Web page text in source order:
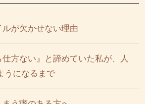
ルが欠かせない理由
仕方ない』と諦めていた私が、人
うになるまで